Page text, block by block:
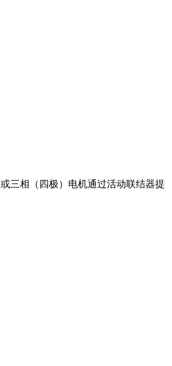
三相（四极）电机通过活动联结器提